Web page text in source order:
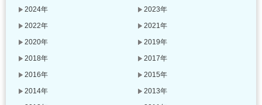
2024年
2023年
2022年
2021年
2020年
2019年
2018年
2017年
2016年
2015年
2014年
2013年